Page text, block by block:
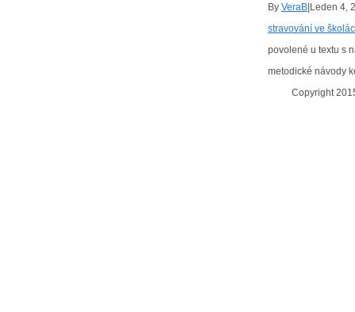
By VeraB Leden 4,
stravování ve
povolené u textu s
metodické návody
Copyright